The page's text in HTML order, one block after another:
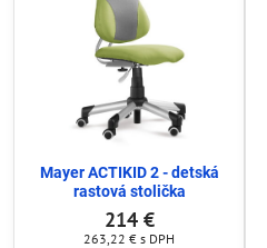
Mayer ACTIKID 2 - detská
rastová stolička
214 €
263,22 € s DPH